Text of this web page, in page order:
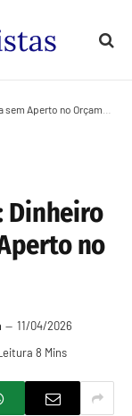
Aperto no Orçamento
Dinheiro
no
11/04/2026
8 Mins